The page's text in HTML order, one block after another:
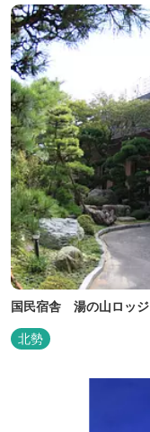
国民宿舎 湯の山ロッジ
北勢